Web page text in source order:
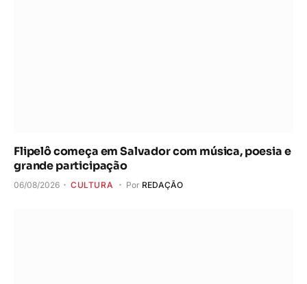
Flipelô começa em Salvador com música, poesia e
grande participação
06/08/2026 CULTURA Por REDAÇÃO